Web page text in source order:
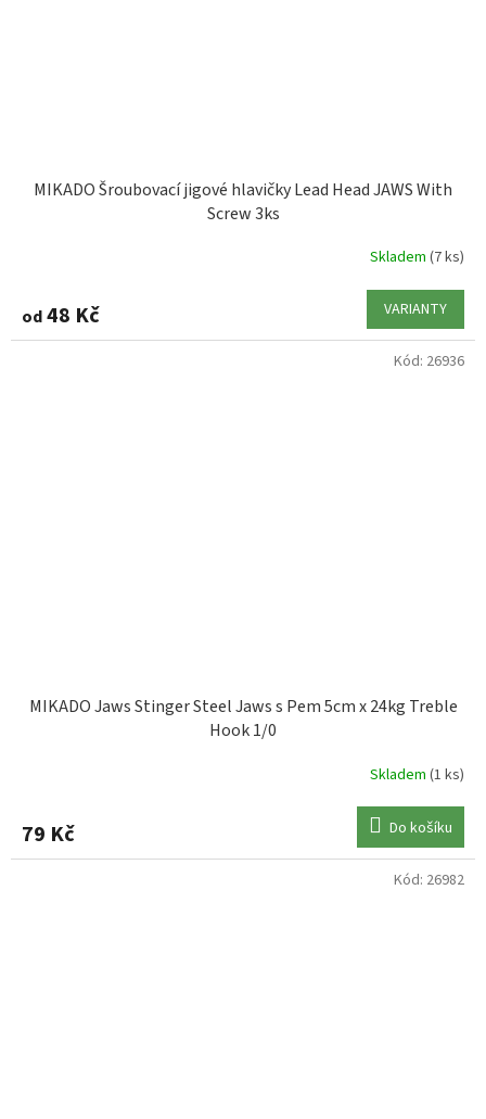
MIKADO Šroubovací jigové hlavičky Lead Head JAWS With
Screw 3ks
Skladem (7 ks)
od48 Kč VARIANTY
MIKADO Jaws Stinger Steel Jaws s Pem 5cm x 24kg Treble
Hook 1/0
Skladem (1 ks)
79 Kč Do košíku
Kód: 26936
Kód: 26982